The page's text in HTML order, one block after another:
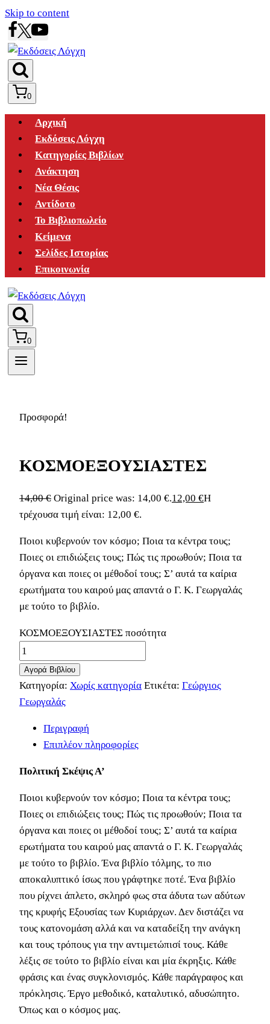
Skip to content
0
Αρχική
Εκδόσεις Λόγχη
Κατηγορίες Βιβλίων
Ανάκτηση
Νέα Θέσις
Αντίδοτο
Το Βιβλιοπωλείο
Κείμενα
Σελίδες Ιστορίας
Επικοινωνία
0
Προσφορά!
ΚΟΣΜΟΕΞΟΥΣΙΑΣΤΕΣ
14,00€ Original price was: 14,00 €.12,00 €Η
τρέχουσα τιμή είναι: 12,00 €.
Ποιοι κυβερνούν τον κόσμο; Ποια τα κέντρα τους;
Ποιες οι επιδιώξεις τους; Πώς τις προωθούν; Ποια τα
όργανα και ποιες οι μέθοδοί τους; Σ’ αυτά τα καίρια
ερωτήματα του καιρού μας απαντά ο Γ. Κ. Γεωργαλάς
με τούτο το βιβλίο.
ΚΟΣΜΟΕΞΟΥΣΙΑΣΤΕΣ ποσότητα
Αγορά Βιβλίου
Κατηγορία: Χωρίς κατηγορία Ετικέτα: Γεώργιος
Γεωργαλάς
Περιγραφή
Επιπλέον πληροφορίες
Πολιτική Σκέψις Α’
Ποιοι κυβερνούν τον κόσμο; Ποια τα κέντρα τους;
Ποιες οι επιδιώξεις τους; Πώς τις προωθούν; Ποια τα
όργανα και ποιες οι μέθοδοί τους; Σ’ αυτά τα καίρια
ερωτήματα του καιρού μας απαντά ο Γ. Κ. Γεωργαλάς
με τούτο το βιβλίο. Ένα βιβλίο τόλμης, το πιο
αποκαλυπτικό ίσως που γράφτηκε ποτέ. Ένα βιβλίο
που ρίχνει άπλετο, σκληρό φως στα άδυτα των αδύτων
της κρυφής Εξουσίας των Κυριάρχων. Δεν διστάζει να
τους κατονομάση αλλά και να καταδείξη την ανάγκη
και τους τρόπους για την αντιμετώπισί τους. Κάθε
λέξις σε τούτο το βιβλίο είναι και μία έκρηξις. Κάθε
φράσις και ένας συγκλονισμός. Κάθε παράγραφος και
πρόκλησις. Έργο μεθοδικό, καταλυτικό, αδυσώπητο.
Όπως και ο κόσμος μας.